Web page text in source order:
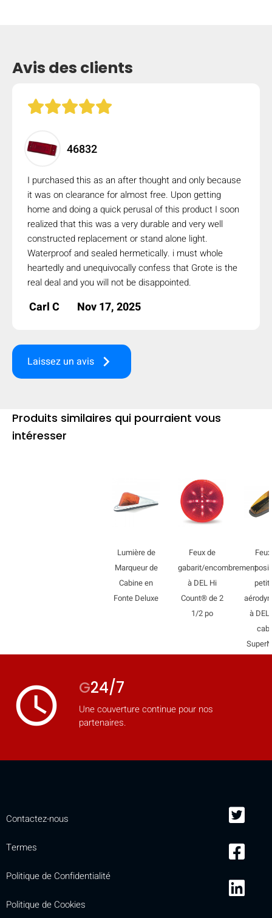
Avis des clients
46832
I purchased this as an after thought and only because
it was on clearance for almost free. Upon getting
home and doing a quick perusal of this product I soon
realized that this was a very durable and very well
constructed replacement or stand alone light.
Waterproof and sealed hermetically. i must whole
heartedly and unequivocally confess that Grote is the
real deal and you will not be disappointed.
Carl C Nov 17, 2025
Laissez un avis keyboard_arrow_right
Produits similaires qui pourraient vous
intéresser
Lumière de
Marqueur de
Cabine en
Fonte Deluxe
Feux de
gabarit/encombrement
à DEL Hi
Count® de 2
1/2 po
à
access_time G24/7
Une couverture continue pour nos
partenaires.
Contactez-nous
Termes
Politique de Confidentialité
Politique de Cookies